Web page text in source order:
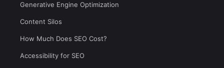
Generative Engine Optimization
Content Silos
How Much Does SEO Cost?
Accessibility for SEO